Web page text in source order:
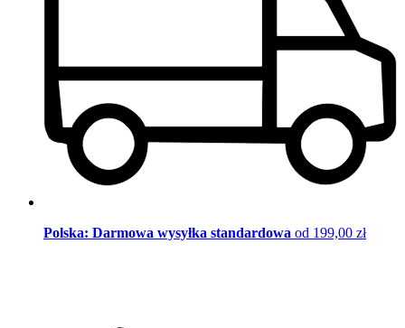
Polska: Darmowa wysyłka standardowa od 199,00 zł